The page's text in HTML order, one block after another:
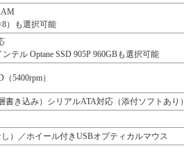
）も選択可能
テル Optane SSD 905P 960GBも選択可能
5400rpm）
き込み）シリアルATA対応（添付ソフトあり）
）／ホイール付きUSBオプティカルマウス